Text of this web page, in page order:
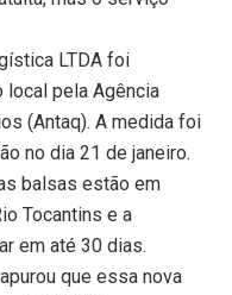
LTDA foi
local pela Agência
(Antaq). A medida foi
no dia 21 de janeiro.
balsas estão em
Tocantins e a
em até 30 dias.
que essa nova